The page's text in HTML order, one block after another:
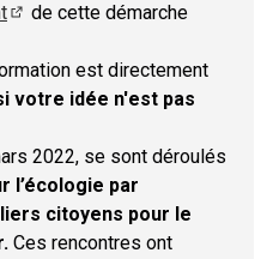
de cette démarche
est directement
votre idée n'est pas
2022, se sont déroulés
l’écologie par
citoyens pour le
Ces rencontres ont